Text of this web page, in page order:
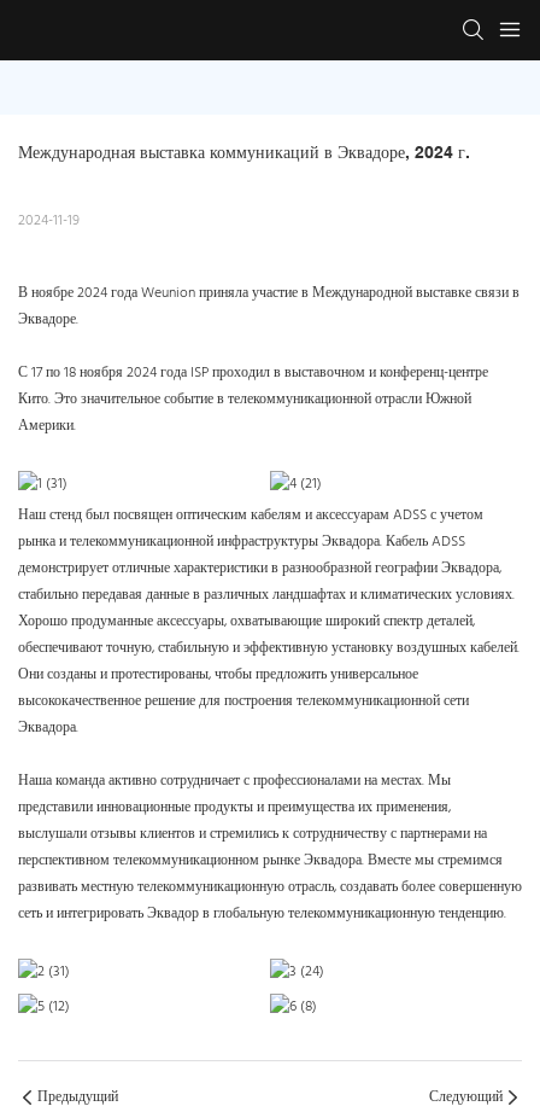
Международная выставка коммуникаций в Эквадоре, 2024 г.
2024-11-19
В ноябре 2024 года Weunion приняла участие в Международной выставке связи в
Эквадоре.
С 17 по 18 ноября 2024 года ISP проходил в выставочном и конференц-центре
Кито. Это значительное событие в телекоммуникационной отрасли Южной
Америки.
Наш стенд был посвящен оптическим кабелям и аксессуарам ADSS с учетом
рынка и телекоммуникационной инфраструктуры Эквадора. Кабель ADSS
демонстрирует отличные характеристики в разнообразной географии Эквадора,
стабильно передавая данные в различных ландшафтах и ​​климатических условиях.
Хорошо продуманные аксессуары, охватывающие широкий спектр деталей,
обеспечивают точную, стабильную и эффективную установку воздушных кабелей.
Они созданы и протестированы, чтобы предложить универсальное
высококачественное решение для построения телекоммуникационной сети
Эквадора.
Наша команда активно сотрудничает с профессионалами на местах. Мы
представили инновационные продукты и преимущества их применения,
выслушали отзывы клиентов и стремились к сотрудничеству с партнерами на
перспективном телекоммуникационном рынке Эквадора. Вместе мы стремимся
развивать местную телекоммуникационную отрасль, создавать более совершенную
сеть и интегрировать Эквадор в глобальную телекоммуникационную тенденцию.
Предыдущий Следующий